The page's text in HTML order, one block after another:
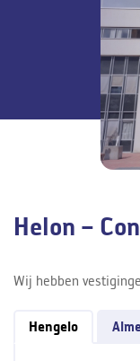
Helon –
Wij hebben
Hengelo